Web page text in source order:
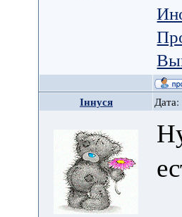
Іннуся